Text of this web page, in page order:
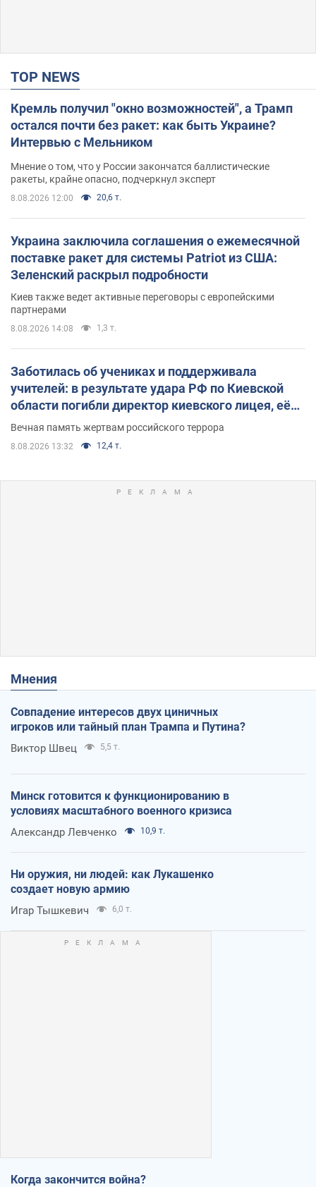
TOP NEWS
Кремль получил "окно возможностей", а Трамп
остался почти без ракет: как быть Украине?
Интервью с Мельником
Мнение о том, что у России закончатся баллистические
ракеты, крайне опасно, подчеркнул эксперт
8.08.2026 12:00 20,6 т.
Украина заключила соглашения о ежемесячной
поставке ракет для системы Patriot из США:
Зеленский раскрыл подробности
Киев также ведет активные переговоры с европейскими
партнерами
8.08.2026 14:08 1,3 т.
Заботилась об учениках и поддерживала
учителей: в результате удара РФ по Киевской
области погибли директор киевского лицея, её
муж и внук
Вечная память жертвам российского террора
8.08.2026 13:32 12,4 т.
Мнения
Совпадение интересов двух циничных
игроков или тайный план Трампа и Путина?
Виктор Швец 5,5 т.
Минск готовится к функционированию в
условиях масштабного военного кризиса
Александр Левченко 10,9 т.
Ни оружия, ни людей: как Лукашенко
создает новую армию
Игар Тышкевич 6,0 т.
Когда закончится война?